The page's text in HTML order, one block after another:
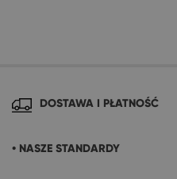
DOSTAWA I PŁATNOŚĆ
• NASZE STANDARDY